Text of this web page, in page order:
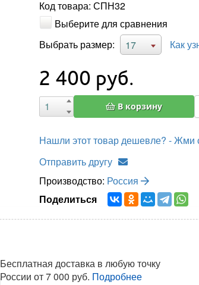
Код товара: СПН32
Выберите для сравнения
Выбрать размер:
17 Как
2 400 руб.
В корзину
Нашли этот товар дешевле? - Жми
Отправить другу
Производство: Россия
Поделиться
Бесплатная доставка в любую точку
Россииот 7 000 руб. Подробнее